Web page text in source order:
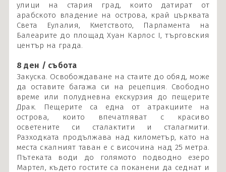
улици на стария град, които датират от
арабското владение на острова, край църквата
Света Еулалия, Кметството, Парламента на
Балеарите до площад Хуан Карлос I, търговския
център на града.
8 ден / събота
Закуска. Освобождаване на стаите до обяд, може
да оставите багажа си на рецепция. Свободно
време или полудневна екскурзия до пещерите
Драк. Пещерите са една от атракциите на
острова, които впечатляват с красиво
осветените си сталактити и сталагмити.
Разходката продължава над километър, като на
места скалният таван е с височина над 25 метра.
Пътеката води до голямото подводно езеро
Мартел, където гостите са поканени да седнат и